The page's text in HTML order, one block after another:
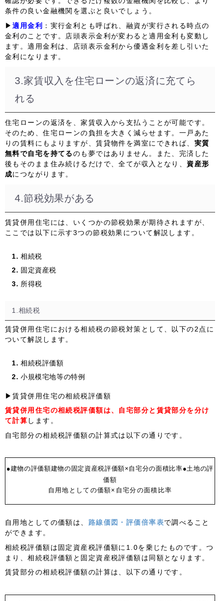
条件の良い金融機関を選ぶと良いでしょう。
▶適用金利
：実行金利とも呼ばれ、融資が実行される時点の
金利のことです。店頭表示金利が変わると適用金利も変動し
ます。適用金利は、店頭表示金利から優遇金利を差し引いた
金利になります。
3.家賃収入を住宅ローンの返済に充てら
れる
住宅ローンの返済を、家賃収入から支払うことが可能です。
そのため、住宅ローンの負担を大きく減らせます。一戸あた
りの賃料にもよりますが、賃貸物件を満室にできれば、 実質
無料で自宅を持てるのも夢ではありません。また、完済した
後もそのまま住み続けるだけで、全てが収入となり、 資産形
成につながります。
4.節税効果がある
賃貸併用住宅には、いくつかの節税効果が期待されますが、
ここでは以下に示す3つの節税効果について解説します。
相続税
固定資産税
所得税
1.相続税
賃貸併用住宅における相続税の節税対策として、以下の2点に
ついて解説します。
相続税評価額
小規模宅地等の特例
▶賃貸併用住宅の相続税評価額
賃貸併用住宅の相続税評価額は、自宅部分と賃貸部分を分け
て計算 します。
自宅部分の相続税評価額の計算式は以下の通りです。
●建物の評価額建物の固定資産税評価額×自宅分の面積比率●土地の評
価額
自用地としての価額×自宅分の面積比率
自用地としての価額は、 路線価図・評価倍率表で調べること
ができます。
相続税評価額は固定資産税評価額に1.0を乗じたものです。つ
まり、相続税評価額と固定資産税評価額は同額となります。
賃貸部分の相続税評価額の計算は、以下の通りです。